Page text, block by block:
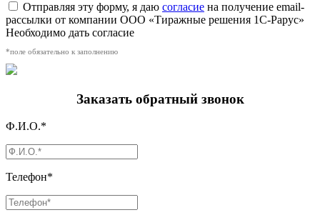
Отправляя эту форму, я даю согласие на получение email-
рассылки от компании ООО «Тиражные решения 1С-Рарус»
Необходимо дать согласие
*поле обязательно к заполнению
Заказать обратный звонок
Ф.И.О.*
Телефон*